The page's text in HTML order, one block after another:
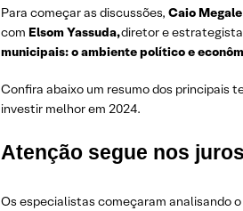
Para começar as discussões, Caio Megale
com Elsom Yassuda,diretor e
municipais: o ambiente político e
Confira abaixo um resumo dos principais
investir melhor em 2024.
Atenção segue nos
Os especialistas começaram analisando